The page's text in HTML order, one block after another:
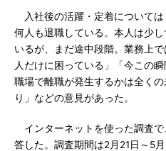
入社後の活躍・定着については
何人も退職している。本人は少
いるが、まだ途中段階。業務上
人だけに困っている」「今この
職場で離職が発生するかは全く
り」などの意見があった。
インターネットを使った調査
答した。調査期間は2月21日～5月